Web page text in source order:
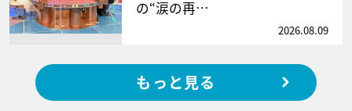
の“涙の再…
2026.08.09
もっと見る